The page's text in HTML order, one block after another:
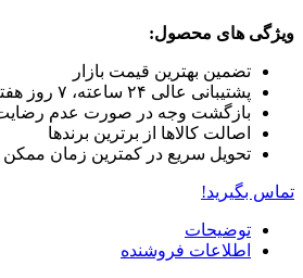
ویژگی های محصول:
تضمین بهترین قیمت بازار
پشتیبانی عالی ۲۴ ساعته، ۷ روز هفته
بازگشت وجه در صورت عدم
اصالت کالاها از برترین برندها
تحویل سریع در کمترین زمان ممکن
تماس بگیرید!
توضیحات
اطلاعات فروشنده